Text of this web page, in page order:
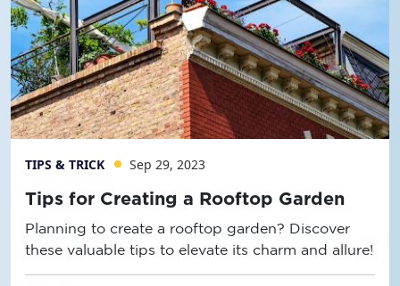
TIPS & TRICK Sep 29, 2023
Tips for Creating a Rooftop Garden
Planning to create a rooftop garden? Discover
these valuable tips to elevate its charm and allure!